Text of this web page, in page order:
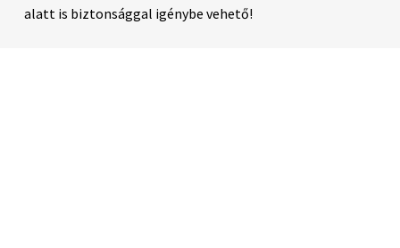
alatt is biztonsággal igénybe vehető!